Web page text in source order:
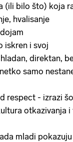
(ili bilo što) koja
hvalisanje
iskren i svoj
direktan,
samo
respect - izrazi
otkazivanja
mladi pokazuju